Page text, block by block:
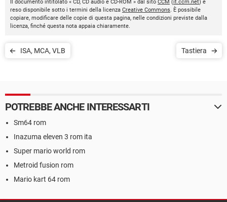
Il documento intitolato « CD, CD audio e CD-ROM » dal sito CCM (it.ccm.net) è
reso disponibile sotto i termini della licenza Creative Commons. È possibile
copiare, modificare delle copie di questa pagina, nelle condizioni previste dalla
licenza, finché questa nota appaia chiaramente.
ISA, MCA, VLB Tastiera
POTREBBE ANCHE INTERESSARTI
Sm64 rom
Inazuma eleven 3 rom ita
Super mario world rom
Metroid fusion rom
Mario kart 64 rom